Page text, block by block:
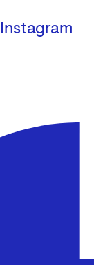
Instagram